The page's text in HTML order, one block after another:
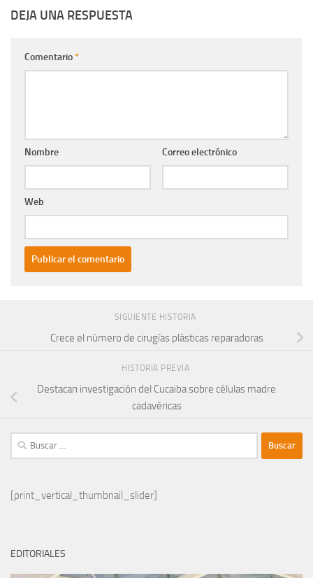
DEJA UNA RESPUESTA
Comentario*
Nombre Correo electrónico
Web
SIGUIENTE HISTORIA
Crece el número de cirugías plásticas reparadoras
HISTORIA PREVIA
Destacan investigación del Cucaiba sobre células madre
cadavéricas
Buscar:
[print_vertical_thumbnail_slider]
EDITORIALES